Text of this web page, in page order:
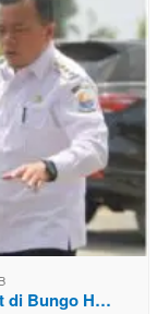
di Bungo H…